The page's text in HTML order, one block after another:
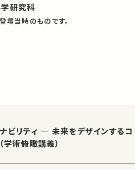
研究科
壇当時のものです。
ビリティ ― 未来をデザインするコ
学術俯瞰講義）